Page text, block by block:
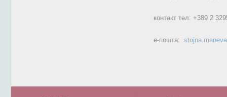
контакт тел: +389 2
е-пошта: